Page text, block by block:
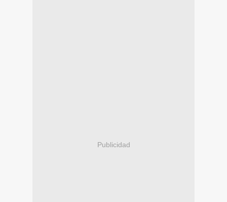
Publicidad